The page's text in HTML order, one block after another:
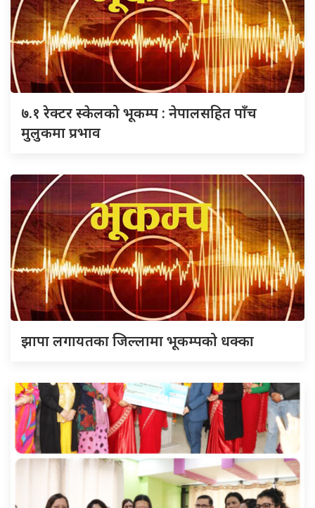
७.१ रेक्टर स्केलको भूकम्प : नेपालसहित पाँच
मुलुकमा प्रभाव
झापा लगायतका जिल्लामा भूकम्पको धक्का